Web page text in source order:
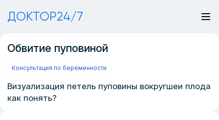
ДОКТОР24/7
Обвитие пуповиной
Консультация по беременности
Визуализация петель пуповины вокругшеи плода
как понять?